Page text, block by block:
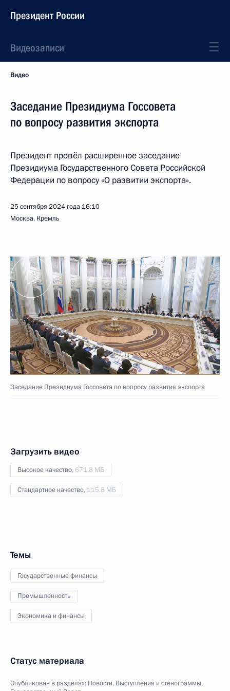
Президент России
Видеозаписи
Видео
Заседание Президиума Госсовета
по вопросу развития экспорта
Президент провёл расширенное заседание
Президиума Государственного Совета Российской
Федерации по вопросу «О развитии экспорта».
25 сентября 2024 года 16:10
Москва, Кремль
Заседание Президиума Госсовета по вопросу развития экспорта
Загрузить видео
Высокое качество,671.8 МБ
Стандартное качество, 115.8 МБ
Темы
Государственные финансы
Промышленность
Экономика и финансы
Статус материала
Опубликован в разделах: Новости, Выступления и стенограммы,